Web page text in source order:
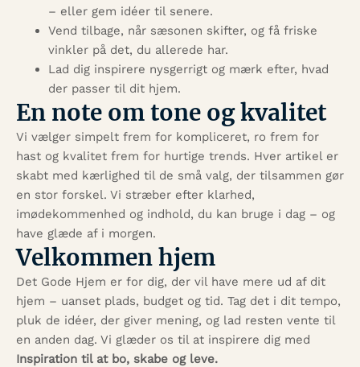
– eller gem idéer til senere.
Vend tilbage, når sæsonen skifter, og få friske
vinkler på det, du allerede har.
Lad dig inspirere nysgerrigt og mærk efter, hvad
der passer til dit hjem.
En note om tone og kvalitet
Vi vælger simpelt frem for kompliceret, ro frem for
hast og kvalitet frem for hurtige trends. Hver artikel er
skabt med kærlighed til de små valg, der tilsammen gør
en stor forskel. Vi stræber efter klarhed,
imødekommenhed og indhold, du kan bruge i dag – og
have glæde af i morgen.
Velkommen hjem
Det Gode Hjem er for dig, der vil have mere ud af dit
hjem – uanset plads, budget og tid. Tag det i dit tempo,
pluk de idéer, der giver mening, og lad resten vente til
en anden dag. Vi glæder os til at inspirere dig med
Inspiration til at bo, skabe og leve.